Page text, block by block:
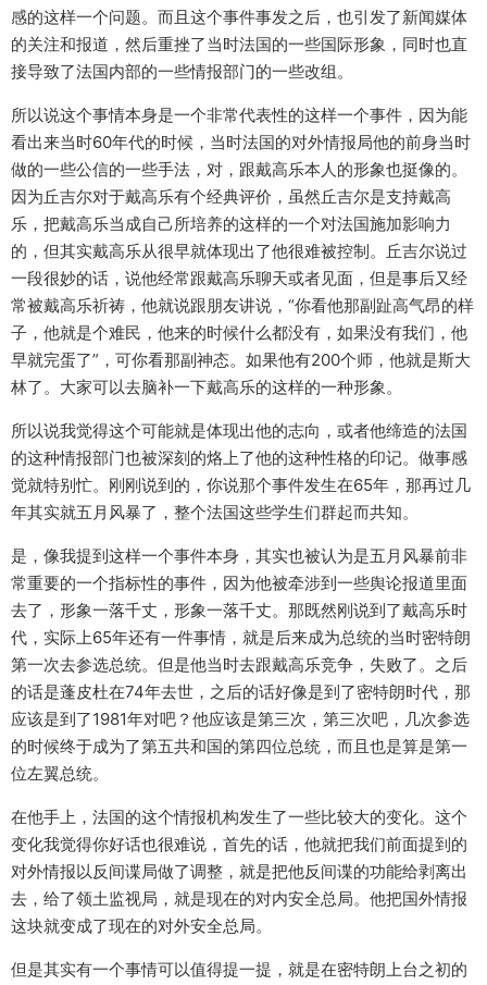
感的这样一个问题。而且这个事件事发之后，也引发了新闻媒体
的关注和报道，然后重挫了当时法国的一些国际形象，同时也直
接导致了法国内部的一些情报部门的一些改组。
所以说这个事情本身是一个非常代表性的这样一个事件，因为能
看出来当时60年代的时候，当时法国的对外情报局他的前身当时
做的一些公信的一些手法，对，跟戴高乐本人的形象也挺像的。
因为丘吉尔对于戴高乐有个经典评价，虽然丘吉尔是支持戴高
乐，把戴高乐当成自己所培养的这样的一个对法国施加影响力
的，但其实戴高乐从很早就体现出了他很难被控制。丘吉尔说过
一段很妙的话，说他经常跟戴高乐聊天或者见面，但是事后又经
常被戴高乐祈祷，他就说跟朋友讲说，“你看他那副趾高气昂的样
子，他就是个难民，他来的时候什么都没有，如果没有我们，他
早就完蛋了”，可你看那副神态。如果他有200个师，他就是斯大
林了。大家可以去脑补一下戴高乐的这样的一种形象。
所以说我觉得这个可能就是体现出他的志向，或者他缔造的法国
的这种情报部门也被深刻的烙上了他的这种性格的印记。做事感
觉就特别忙。刚刚说到的，你说那个事件发生在65年，那再过几
年其实就五月风暴了，整个法国这些学生们群起而共知。
是，像我提到这样一个事件本身，其实也被认为是五月风暴前非
常重要的一个指标性的事件，因为他被牵涉到一些舆论报道里面
去了，形象一落千丈，形象一落千丈。那既然刚说到了戴高乐时
代，实际上65年还有一件事情，就是后来成为总统的当时密特朗
第一次去参选总统。但是他当时去跟戴高乐竞争，失败了。之后
的话是蓬皮杜在74年去世，之后的话好像是到了密特朗时代，那
应该是到了1981年对吧？他应该是第三次，第三次吧，几次参选
的时候终于成为了第五共和国的第四位总统，而且也是算是第一
位左翼总统。
在他手上，法国的这个情报机构发生了一些比较大的变化。这个
变化我觉得你好话也很难说，首先的话，他就把我们前面提到的
对外情报以反间谍局做了调整，就是把他反间谍的功能给剥离出
去，给了领土监视局，就是现在的对内安全总局。他把国外情报
这块就变成了现在的对外安全总局。
但是其实有一个事情可以值得提一提，就是在密特朗上台之初的